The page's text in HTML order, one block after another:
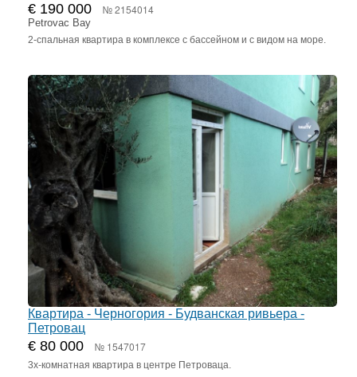
€ 190 000 № 2154014
Petrovac Bay
2-спальная квартира в комплексе с бассейном и с видом на море.
Квартира - Черногория - Будванская ривьера -
Петровац
€ 80 000 № 1547017
3х-комнатная квартира в центре Петроваца.